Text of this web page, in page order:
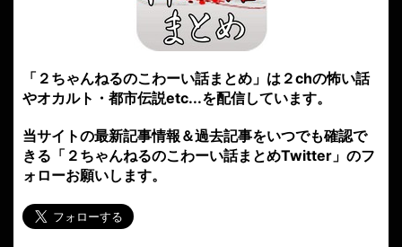
「２ちゃんねるのこわーい話まとめ」は２chの怖い話
やオカルト・都市伝説etc...を配信しています。
当サイトの最新記事情報＆過去記事をいつでも確認で
きる「２ちゃんねるのこわーい話まとめTwitter」のフ
ォローお願いします。